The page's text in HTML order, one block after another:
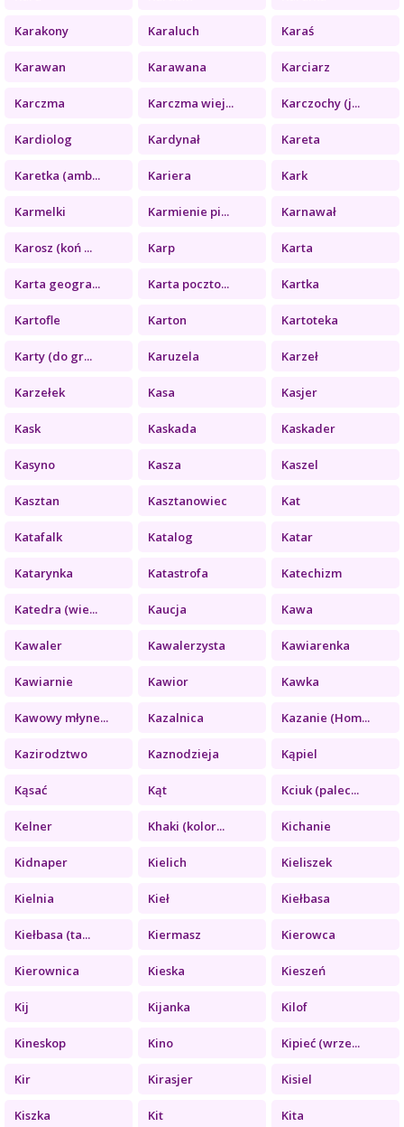
Karakony Karaluch Karaś
Karawan Karawana Karciarz
Karczma Karczma wiej... Karczochy (j...
Kardiolog Kardynał Kareta
Karetka (amb... Kariera Kark
Karmelki Karmienie pi... Karnawał
Karosz (koń ... Karp Karta
Karta geogra... Karta poczto... Kartka
Kartofle Karton Kartoteka
Karty (do gr... Karuzela Karzeł
Karzełek Kasa Kasjer
Kask Kaskada Kaskader
Kasyno Kasza Kaszel
Kasztan Kasztanowiec Kat
Katafalk Katalog Katar
Katarynka Katastrofa Katechizm
Katedra (wie... Kaucja Kawa
Kawaler Kawalerzysta Kawiarenka
Kawiarnie Kawior Kawka
Kawowy młyne... Kazalnica Kazanie (Hom...
Kazirodztwo Kaznodzieja Kąpiel
Kąsać Kąt Kciuk (palec...
Kelner Khaki (kolor... Kichanie
Kidnaper Kielich Kieliszek
Kielnia Kieł Kiełbasa
Kiełbasa (ta... Kiermasz Kierowca
Kierownica Kieska Kieszeń
Kij Kijanka Kilof
Kineskop Kino Kipieć (wrze...
Kir Kirasjer Kisiel
Kiszka Kit Kita